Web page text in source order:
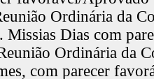
Ordinária da
Missias Dias com
Ordinária da
com parecer